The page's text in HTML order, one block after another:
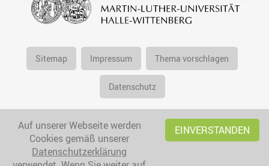
Sitemap Impressum Thema vorschlagen
Datenschutz
Auf unserer Webseite werden
Cookies gemäß unserer
Datenschutzerklärung
EINVERSTANDEN